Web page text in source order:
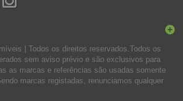
| Todos os direitos reservados.Todos os
sem aviso prévio e são exclusivos para
as marcas e referências são usadas somente
marcas registadas, renunciamos qualquer